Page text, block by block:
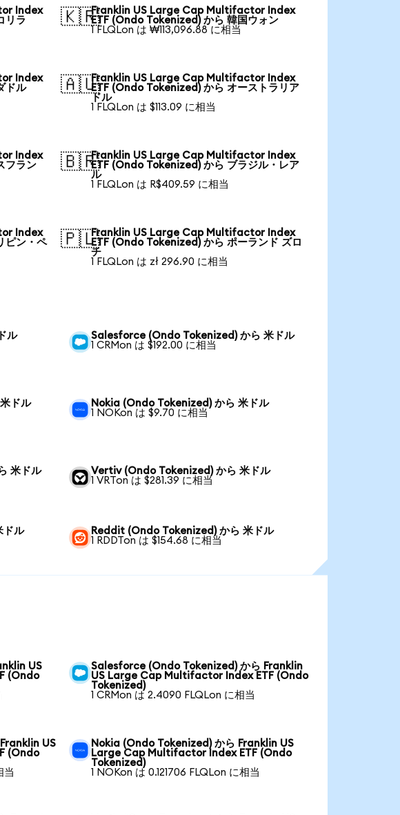
Index
リラ
🇰🇷Franklin US Large Cap Multifactor Index
ETF (Ondo Tokenized) から 韓国ウォン
1 FLQLon は ₩113,096.88 に相当
Index
ドル
🇦🇺Franklin US Large Cap Multifactor Index
ETF (Ondo Tokenized) から オーストラリア
ドル
1 FLQLon は $113.09 に相当
Index
フラン
🇧🇷Franklin US Large Cap Multifactor Index
ETF (Ondo Tokenized) から ブラジル・レア
ル
1 FLQLon は R$409.59 に相当
Index
ピン・ペ
🇵🇱Franklin US Large Cap Multifactor Index
ETF (Ondo Tokenized) から ポーランド ズロ
チ
1 FLQLon は zł 296.90 に相当
ル
Salesforce (Ondo Tokenized) から 米ドル
1 CRMon は $192.00 に相当
ドル
Nokia (Ondo Tokenized) から 米ドル
1 NOKon は $9.70 に相当
米ドル
Vertiv (Ondo Tokenized) から 米ドル
1 VRTon は $281.39 に相当
ドル
Reddit (Ondo Tokenized) から 米ドル
1 RDDTon は $154.68 に相当
US
(Ondo
Salesforce (Ondo Tokenized) から Franklin
US Large Cap Multifactor Index ETF (Ondo
Tokenized)
1 CRMon は 2.4090 FLQLon に相当
US
(Ondo
当
Nokia (Ondo Tokenized) から Franklin US
Large Cap Multifactor Index ETF (Ondo
Tokenized)
1 NOKon は 0.121706 FLQLon に相当